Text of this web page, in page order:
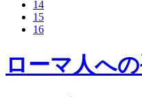
14
15
16
ローマ人へ